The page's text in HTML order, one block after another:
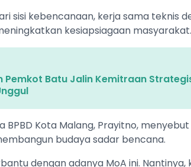
sisi kebencanaan, kerja sama teknis
kesiapsiagaan masyarakat.
Pemkot Batu Jalin Kemitraan
BPBD Kota Malang, Prayitno,
budaya sadar bencana.
dengan adanya MoA ini.